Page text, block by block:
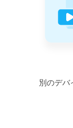
別のデ